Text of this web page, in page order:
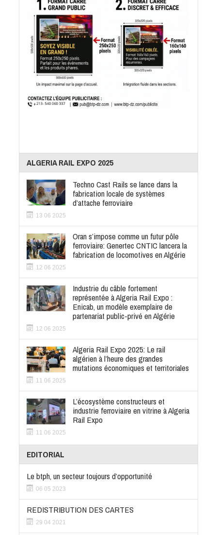
ALGERIA RAIL EXPO 2025
Techno Cast Rails se lance dans la
fabrication locale de systèmes
d’attache ferroviaire
13 06 2025
Oran s’impose comme un futur pôle
ferroviaire: Genertec CNTIC lancera la
fabrication de locomotives en Algérie
12 06 2025
Industrie du câble fortement
représentée à Algeria Rail Expo :
Enicab, un modèle exemplaire de
partenariat public-privé en Algérie
12 06 2025
Algeria Rail Expo 2025: Le rail
algérien à l’heure des grandes
mutations économiques et territoriales
11 06 2025
L’écosystème constructeurs et
industrie ferroviaire en vitrine à Algeria
Rail Expo
11 06 2025
EDITORIAL
Le btph, un secteur toujours d’opportunité
06 05 2023
REDISTRIBUTION DES CARTES
29 04 2021